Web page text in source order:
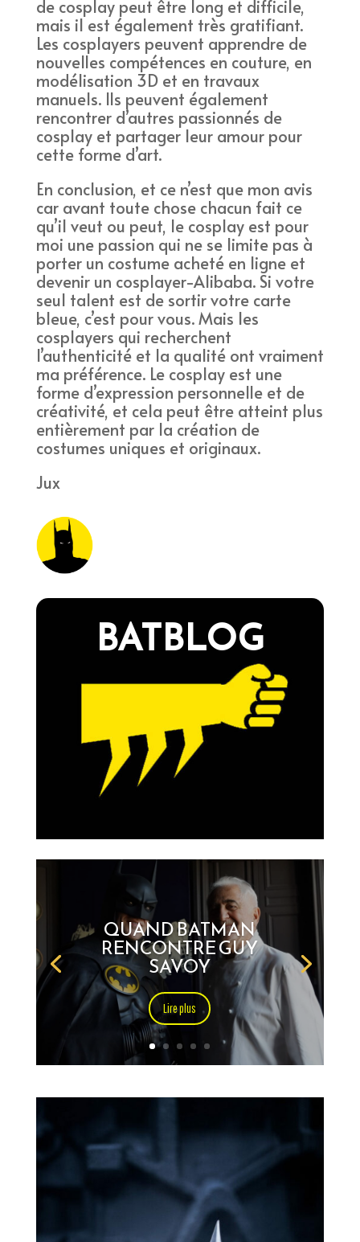
de cosplay peut être long et difficile,
mais il est également très gratifiant.
Les cosplayers peuvent apprendre de
nouvelles compétences en couture, en
modélisation 3D et en travaux
manuels. Ils peuvent également
rencontrer d’autres passionnés de
cosplay et partager leur amour pour
cette forme d’art.
En conclusion, et ce n’est que mon avis
car avant toute chose chacun fait ce
qu’il veut ou peut, le cosplay est pour
moi une passion qui ne se limite pas à
porter un costume acheté en ligne et
devenir un cosplayer-Alibaba. Si votre
seul talent est de sortir votre carte
bleue, c’est pour vous. Mais les
cosplayers qui recherchent
l’authenticité et la qualité ont vraiment
ma préférence. Le cosplay est une
forme d’expression personnelle et de
créativité, et cela peut être atteint plus
entièrement par la création de
costumes uniques et originaux.
Jux
BATBLOG
QUAND BATMAN
RENCONTRE GUY
SAVOY
Lire plus